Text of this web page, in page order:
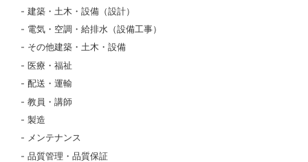
建築・土木・設備（設計）
電気・空調・給排水（設備工事）
その他建築・土木・設備
医療・福祉
配送・運輸
教員・講師
製造
メンテナンス
品質管理・品質保証